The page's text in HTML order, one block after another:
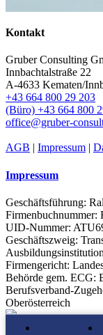
Kontakt
Gruber Consulting
Innbachtalstraße 22
A-4633 Kematen/
+43 664 800 29 203
(Büro) +43 664 800
office@gruber-
AGB | Impressum |
Impressum
Geschäftsführung:
Firmenbuchnummer:
UID-Nummer:
Geschäftszweig:
Ausbildungsinstitution
Firmengericht:
Behörde gem. ECG:
Berufsverband-
Oberösterreich
R&R Web GmbH -